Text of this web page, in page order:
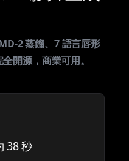
2 蒸餾、7 語言唇形
開源，商業可用。
38 秒